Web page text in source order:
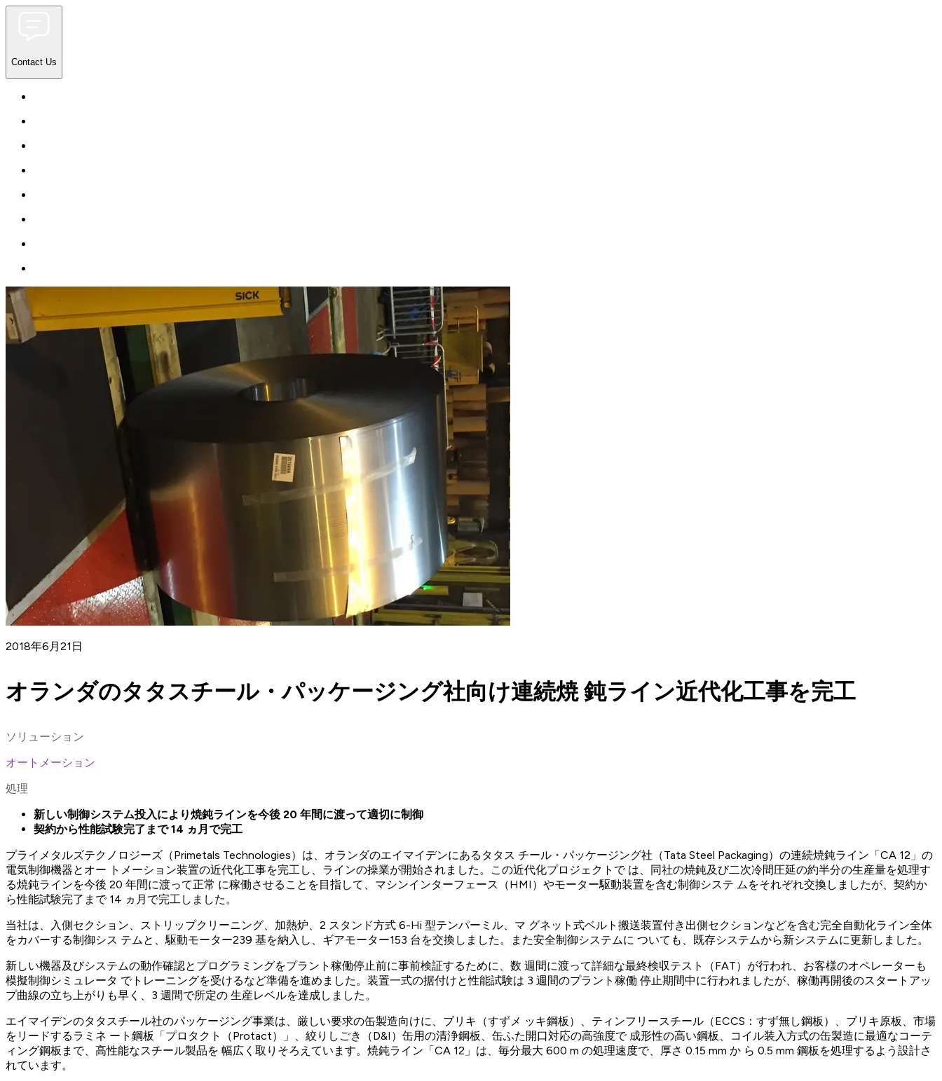
Contact Us
2018年6月21日
オランダのタタスチール・パッケージング社向け連続焼 鈍ライン近代化工事を完工
ソリューション
オートメーション
処理
新しい制御システム投入により焼鈍ラインを今後 20 年間に渡って適切に制御
契約から性能試験完了まで 14 ヵ月で完工
プライメタルズテクノロジーズ（Primetals Technologies）は、オランダのエイマイデンにあるタタス チール・パッケージング社（Tata Steel Packaging）の連続焼鈍ライン「CA 12」の
電気制御機器とオー トメーション装置の近代化工事を完工し、ラインの操業が開始されました。この近代化プロジェクトで は、同社の焼鈍及び二次冷間圧延の約半分の生産量を処理す
る焼鈍ラインを今後 20 年間に渡って正常 に稼働させることを目指して、マシンインターフェース（HMI）やモーター駆動装置を含む制御システ ムをそれぞれ交換しましたが、契約か
ら性能試験完了まで 14 ヵ月で完工しました。
当社は、入側セクション、ストリップクリーニング、加熱炉、2 スタンド方式 6-Hi 型テンパーミル、マ グネット式ベルト搬送装置付き出側セクションなどを含む完全自動化ライン全体
をカバーする制御シス テムと、駆動モーター239 基を納入し、ギアモーター153 台を交換しました。また安全制御システムに ついても、既存システムから新システムに更新しました。
新しい機器及びシステムの動作確認とプログラミングをプラント稼働停止前に事前検証するために、数 週間に渡って詳細な最終検収テスト（FAT）が行われ、お客様のオペレーターも
模擬制御シミュレータ でトレーニングを受けるなど準備を進めました。装置一式の据付けと性能試験は 3 週間のプラント稼働 停止期間中に行われましたが、稼働再開後のスタートアッ
プ曲線の立ち上がりも早く、3 週間で所定の 生産レベルを達成しました。
エイマイデンのタタスチール社のパッケージング事業は、厳しい要求の缶製造向けに、ブリキ（すずメ ッキ鋼板）、ティンフリースチール（ECCS：すず無し鋼板）、ブリキ原板、市場
をリードするラミネ ート鋼板「プロタクト（Protact）」、絞りしごき（D&I）缶用の清浄鋼板、缶ふた開口対応の高強度で 成形性の高い鋼板、コイル装入方式の缶製造に最適なコーテ
ィング鋼板まで、高性能なスチール製品を 幅広く取りそろえています。焼鈍ライン「CA 12」は、毎分最大 600 m の処理速度で、厚さ 0.15 mm か ら 0.5 mm 鋼板を処理するよう設計さ
れています。